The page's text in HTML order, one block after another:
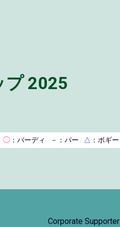
プ 2025
◯ ：バーディ － ：パー △ ：ボギー
Corporate Supporter